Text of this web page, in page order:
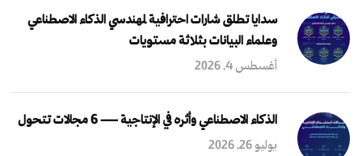
سدايا تطلق شارات احترافية لمهندسي الذكاء الاصطناعي
وعلماء البيانات بثلاثة مستويات
أغسطس 4, 2026
الذكاء الاصطناعي وأثره في الإنتاجية — 6 مجالات تتحول
يوليو 26, 2026